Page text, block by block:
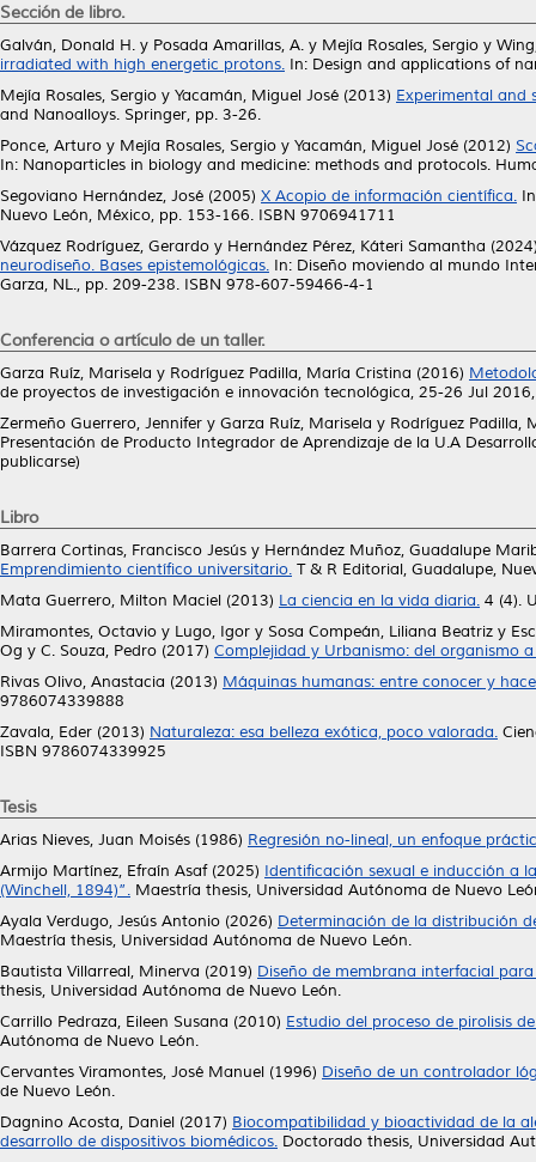
Sección de libro.
Galván, Donald H. y Posada Amarillas, A. y Mejía Rosales, Sergio y
irradiated with high energetic protons. In: Design and applications of
Mejía Rosales, Sergio y Yacamán, Miguel José (2013) Experimental and
and Nanoalloys. Springer, pp. 3-26.
Ponce, Arturo y Mejía Rosales, Sergio y Yacamán, Miguel José (2012)
In: Nanoparticles in biology and medicine: methods and protocols.
Segoviano Hernández, José (2005) X Acopio de información científica.
Nuevo León, México, pp. 153-166. ISBN 9706941711
Vázquez Rodríguez, Gerardo y Hernández Pérez, Káteri Samantha
neurodiseño. Bases epistemológicas. In: Diseño moviendo al mundo
Garza, NL., pp. 209-238. ISBN 978-607-59466-4-1
Conferencia o artículo de un taller.
Garza Ruíz, Marisela y Rodríguez Padilla, María Cristina (2016)
de proyectos de investigación e innovación tecnológica, 25-26 Jul
Zermeño Guerrero, Jennifer y Garza Ruíz, Marisela y Rodríguez Padilla,
Presentación de Producto Integrador de Aprendizaje de la U.A
publicarse)
Libro
Barrera Cortinas, Francisco Jesús y Hernández Muñoz, Guadalupe
Emprendimiento científico universitario. T & R Editorial, Guadalupe,
Mata Guerrero, Milton Maciel (2013) La ciencia en la vida diaria. 4 (4).
Miramontes, Octavio y Lugo, Igor y Sosa Compeán, Liliana Beatriz y
Og y C. Souza, Pedro (2017) Complejidad y Urbanismo: del organismo
Rivas Olivo, Anastacia (2013) Máquinas humanas: entre conocer y
9786074339888
Zavala, Eder (2013) Naturaleza: esa belleza exótica, poco valorada.
ISBN 9786074339925
Tesis
Arias Nieves, Juan Moisés (1986) Regresión no-lineal, un enfoque
Armijo Martínez, Efraín Asaf(2025) Identificación sexual e inducción a
(Winchell, 1894)”. Maestría thesis, Universidad Autónoma de Nuevo
Ayala Verdugo, Jesús Antonio (2026) Determinación de la distribución
Maestría thesis, Universidad Autónoma de Nuevo León.
Bautista Villarreal, Minerva (2019) Diseño de membrana interfacial
thesis, Universidad Autónoma de Nuevo León.
Carrillo Pedraza, Eileen Susana (2010) Estudio del proceso de pirolisis
Autónoma de Nuevo León.
Cervantes Viramontes, José Manuel (1996) Diseño de un controlador
de Nuevo León.
Dagnino Acosta, Daniel (2017) Biocompatibilidad y bioactividad de la
desarrollo de dispositivos biomédicos. Doctorado thesis, Universidad